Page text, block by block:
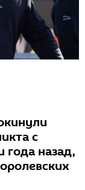
с
года назад,